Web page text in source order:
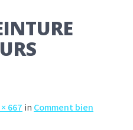
667 in Comment bien